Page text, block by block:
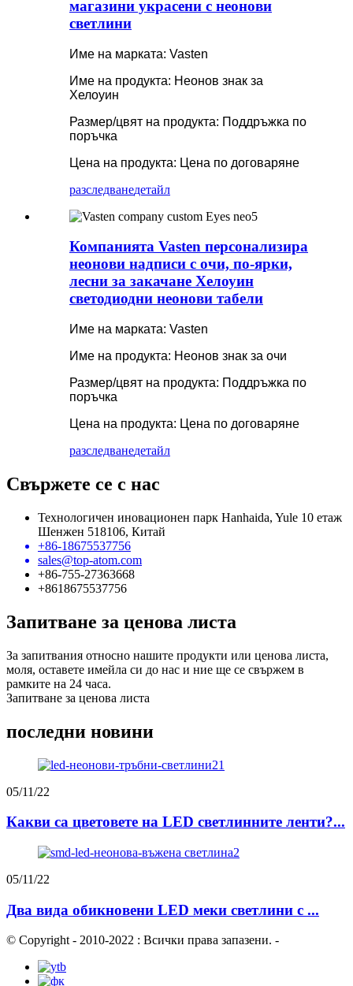
магазини украсени с неонови
светлини
Име на марката: Vasten
Име на продукта: Неонов знак за
Хелоуин
Размер/цвят на продукта: Поддръжка по
поръчка
Цена на продукта: Цена по договаряне
разследванедетайл
Компанията Vasten персонализира
неонови надписи с очи, по-ярки,
лесни за закачане Хелоуин
светодиодни неонови табели
Име на марката: Vasten
Име на продукта: Неонов знак за очи
Размер/цвят на продукта: Поддръжка по
поръчка
Цена на продукта: Цена по договаряне
разследванедетайл
Свържете се с нас
Технологичен иновационен парк Hanhaida, Yule 10 етаж
Шенжен 518106, Китай
+86-18675537756
sales@top-atom.com
+86-755-27363668
+8618675537756
Запитване за ценова листа
За запитвания относно нашите продукти или ценова листа,
моля, оставете имейла си до нас и ние ще се свържем в
рамките на 24 часа.
Запитване за ценова листа
последни новини
05/11/22
Какви са цветовете на LED светлинните ленти?...
05/11/22
Два вида обикновени LED меки светлини с ...
© Copyright - 2010-2022 : Всички права запазени. -